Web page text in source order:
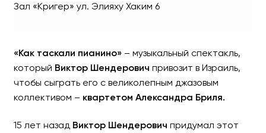
Зал «Кригер» ул. Элияху Хаким 6
«Как таскали пианино» – музыкальный спектакль,
который Виктор Шендерович привозит в Израиль,
чтобы сыграть его с великолепным джазовым
коллективом – квартетом Александра Бриля.
15 лет назад Виктор Шендерович придумал этот